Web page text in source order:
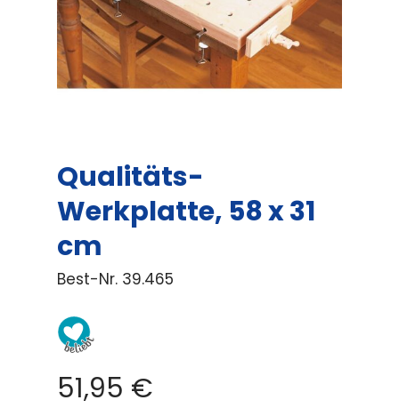
Qualitäts-
Werkplatte, 58 x 31
cm
Best-Nr. 39.465
51,95 €